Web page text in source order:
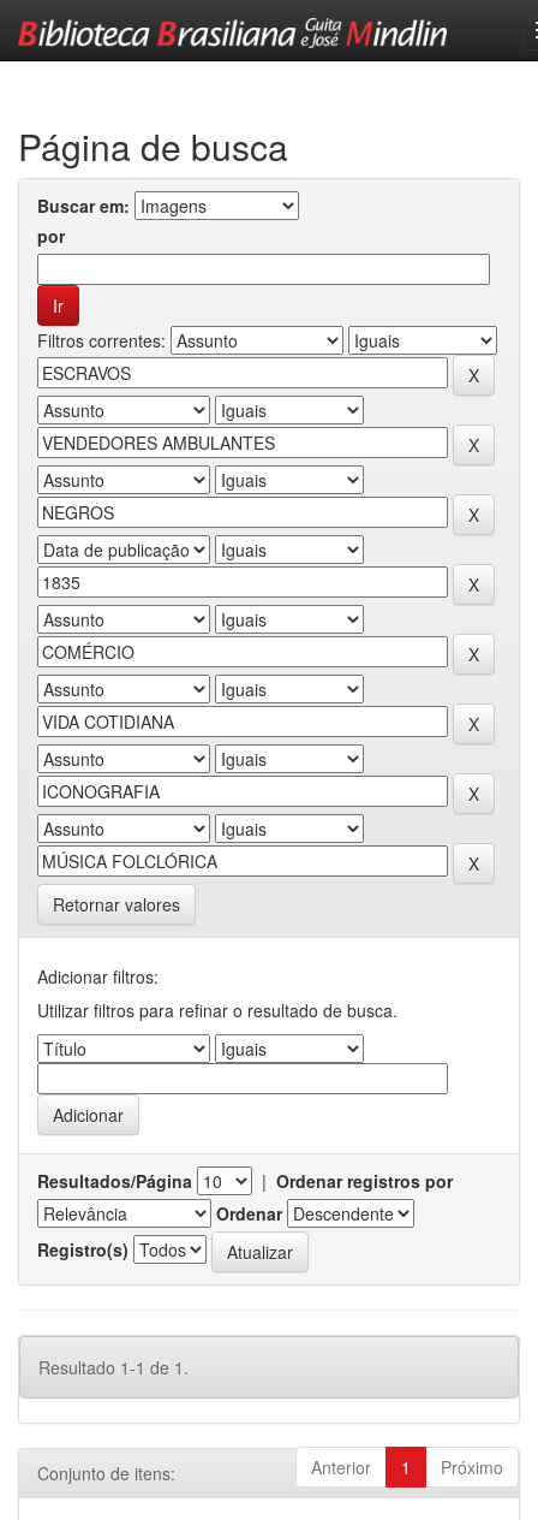
Página de busca
Buscar em:
por
Filtros correntes:
Retornar valores
Adicionar filtros:
Utilizar filtros para refinar o resultado de busca.
Resultados/Página | Ordenar registros por
Ordenar
Registro(s)
Resultado 1-1 de 1.
Anterior 1 Próximo
Conjunto de itens: